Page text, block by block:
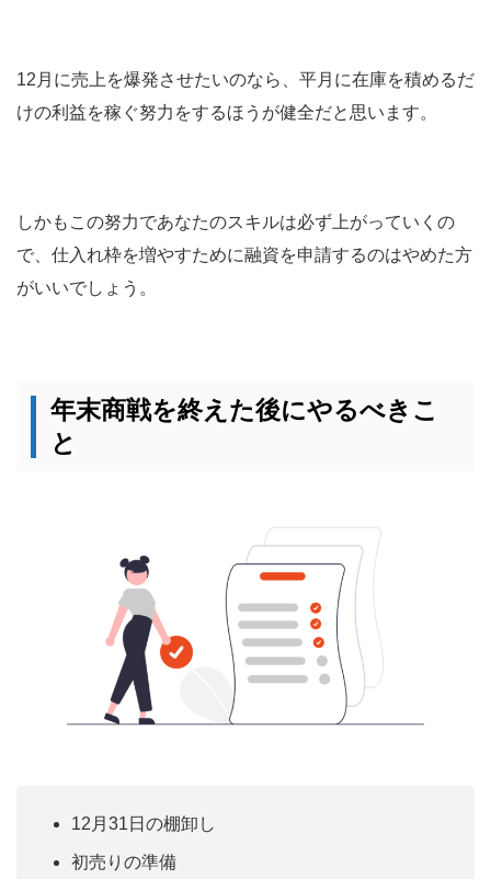
12月に売上を爆発させたいのなら、平月に在庫を積めるだ
けの利益を稼ぐ努力をするほうが健全だと思います。
しかもこの努力であなたのスキルは必ず上がっていくの
で、仕入れ枠を増やすために融資を申請するのはやめた方
がいいでしょう。
年末商戦を終えた後にやるべきこ
と
12月31日の棚卸し
初売りの準備